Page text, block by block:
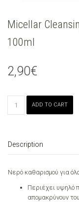
Micellar
100ml
2,90€
Cleansing
100ml
ADD TO CART
Description
Νερό καθαρισμού για
Περιέχει υψηλό
απομακρύνουν